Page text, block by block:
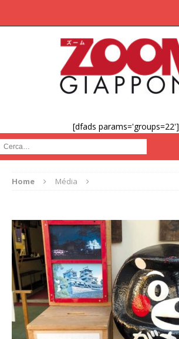
[dfads params='groups=22']
Cerca :
Home Média